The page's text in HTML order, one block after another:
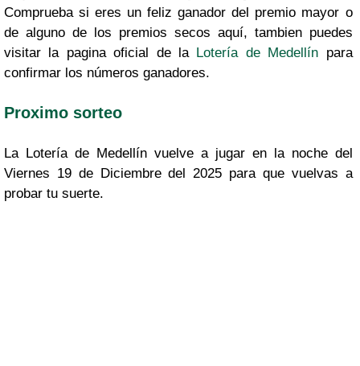
Comprueba si eres un feliz ganador del premio mayor o
de alguno de los premios secos aquí, tambien puedes
visitar la pagina oficial de la Lotería de Medellín para
confirmar los números ganadores.
Proximo sorteo
La Lotería de Medellín vuelve a jugar en la noche del
Viernes 19 de Diciembre del 2025 para que vuelvas a
probar tu suerte.